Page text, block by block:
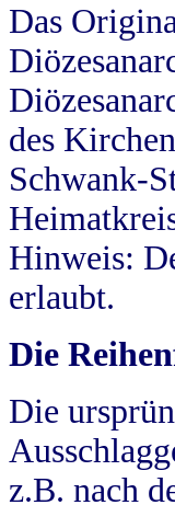
Das
des
Schwank-
Hinweis:
erlaubt.
Die
Die
z.B. nach